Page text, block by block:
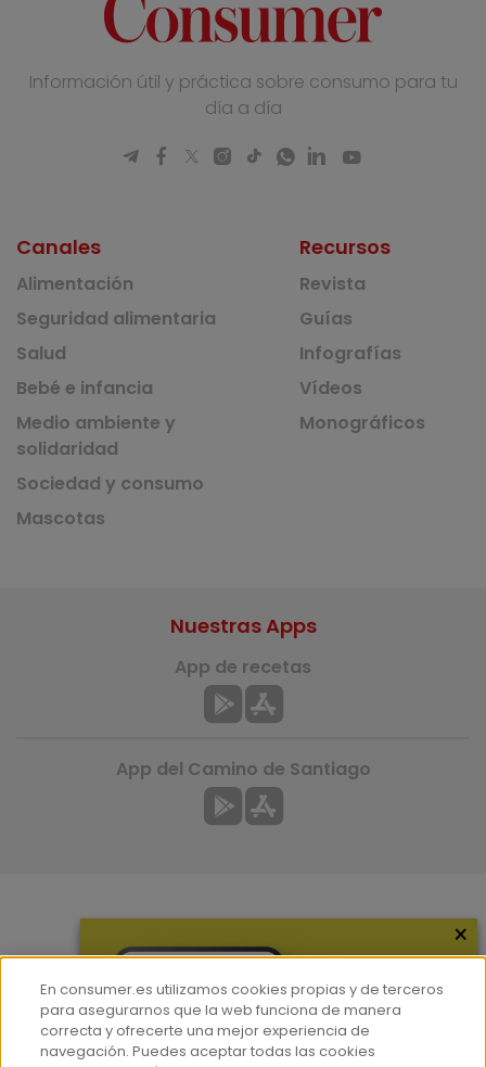
Información útil y práctica sobre consumo para tu
día a día
Canales
Alimentación
Seguridad alimentaria
Salud
Bebé e infancia
Medio ambiente y
solidaridad
Sociedad y consumo
Mascotas
Recursos
Revista
Guías
Infografías
Vídeos
Monográficos
Hemeroteca
Contacto
Nuestras Apps
App de recetas
App del Camino de Santiago
×
En consumer.es utilizamos cookies propias y de terceros
para asegurarnos que la web funciona de manera
correcta y ofrecerte una mejor experiencia de
navegación. Puedes aceptar todas las cookies